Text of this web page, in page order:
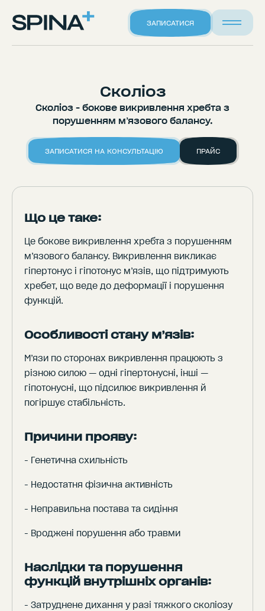
ЗАПИСАТИСЯ
Сколіоз
Сколіоз - бокове викривлення хребта з
порушенням м’язового балансу.
ЗАПИСАТИСЯ НА КОНСУЛЬТАЦІЮ ПРАЙС
Що це таке:
Це бокове викривлення хребта з порушенням
м’язового балансу. Викривлення викликає
гіпертонус і гіпотонус м’язів, що підтримують
хребет, що веде до деформації і порушення
функцій.
Особливості стану м’язів:
М’язи по сторонах викривлення працюють з
різною силою — одні гіпертонусні, інші —
гіпотонусні, що підсилює викривлення й
погіршує стабільність.
Причини прояву:
- Генетична схильність
- Недостатня фізична активність
- Неправильна постава та сидіння
- Вроджені порушення або травми
Наслідки та порушення
функцій внутрішніх органів:
- Затруднене дихання у разі тяжкого сколіозу